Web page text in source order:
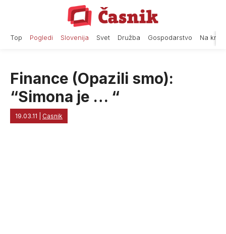
Top Pogledi Slovenija Svet Družba Gospodarstvo Na
Finance (Opazili smo):
“Simona je … “
19.03.11 Casnik